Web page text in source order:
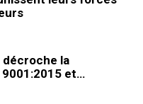
décroche la
et…